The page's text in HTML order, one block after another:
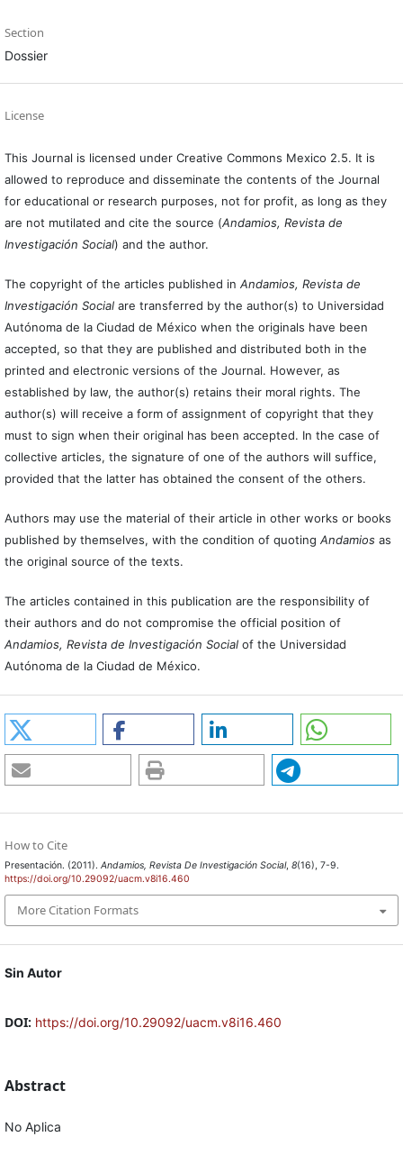
Sin Autor
DOI: https://doi.org/10.29092/uacm.v8i16.460
Abstract
No Aplica
Section
Dossier
License
This Journal is licensed under Creative Commons Mexico 2.5. It is
allowed to reproduce and disseminate the contents of the Journal
for educational or research purposes, not for profit, as long as they
are not mutilated and cite the source (Andamios, Revista de
Investigación Social) and the author.
The copyright of the articles published in Andamios, Revista de
Investigación Socialare transferred by the author(s) to Universidad
Autónoma de la Ciudad de México when the originals have been
accepted, so that they are published and distributed both in the
printed and electronic versions of the Journal. However, as
established by law, the author(s) retains their moral rights. The
author(s) will receive a form of assignment of copyright that they
must to sign when their original has been accepted. In the case of
collective articles, the signature of one of the authors will suffice,
provided that the latter has obtained the consent of the others.
Authors may use the material of their article in other works or books
published by themselves, with the condition of quoting Andamiosas
the original source of the texts.
The articles contained in this publication are the responsibility of
their authors and do not compromise the official position of
Andamios, Revista de Investigación Social of the Universidad
Autónoma de la Ciudad de México.
How to Cite
Presentación. (2011). Andamios, Revista De Investigación Social, 8(16), 7-9.
https://doi.org/10.29092/uacm.v8i16.460
More Citation Formats